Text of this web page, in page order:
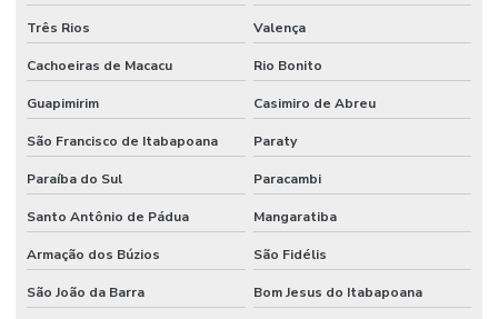
Higienização De Banheiros Comerciais
Higienização De Escritórios
Higienização De Superfícies Comerciais E Industriais
Higienização Profunda De Ambientes Comerciais
Higienização Profunda De Escritórios E Sanitários
Implantação De Manutenção Preditiva
Três Rios Valença
Cachoeiras de Macacu Rio Bonito
Guapimirim Casimiro de Abreu
São Francisco de Itabapoana Paraty
Paraíba do Sul Paracambi
Santo Antônio de Pádua Mangaratiba
Armação dos Búzios São Fidélis
São João da Barra Bom Jesus do Itabapoana